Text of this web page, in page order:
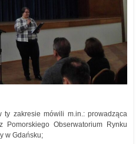
ty zakresie mówili m.in.: prowadząca
Pomorskiego Obserwatorium Rynku
w Gdańsku;